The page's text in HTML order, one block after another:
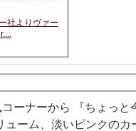
社よりヴァー
コーナーから 『ちょっ
ーム、淡いピンクのカ